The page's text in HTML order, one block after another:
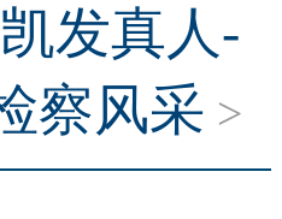
凯发真人-
察风采 >